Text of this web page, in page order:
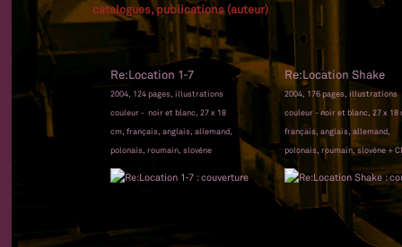
catalogues, publications (auteur)
Re:Location 1-7
2004, 124 pages, illustrations
couleur - noir et blanc, 27 x 18
cm, français, anglais, allemand,
polonais, roumain, slovène
Re:Location Shake
2004, 176 pages, illustrations
couleur - noir et blanc, 27 x 18
français, anglais, allemand,
polonais, roumain, slovène +